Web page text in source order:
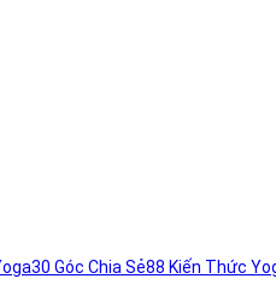
30 Góc Chia Sẻ88 Kiến Thức